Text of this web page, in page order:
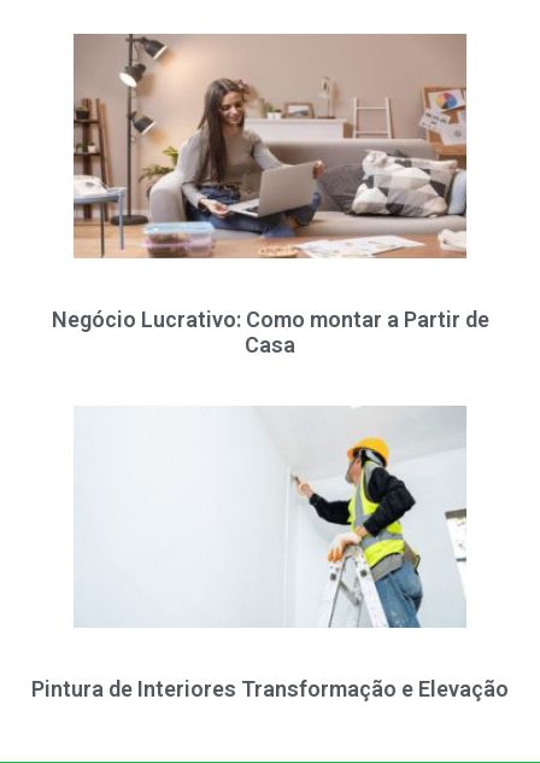
Negócio Lucrativo: Como montar a Partir de
Casa
Pintura de Interiores Transformação e Elevação